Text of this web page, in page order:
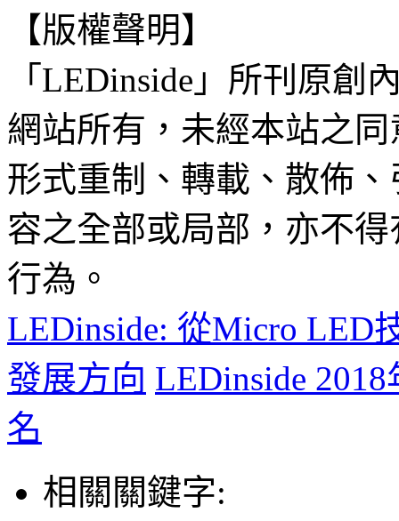
【版權聲明】
「LEDinside」所刊原創
網站所有，未經本站之
形式重制、轉載、散佈
容之全部或局部，亦不
行為。
LEDinside: 從Micro LED
發展方向 LEDinside
名
相關關鍵字: